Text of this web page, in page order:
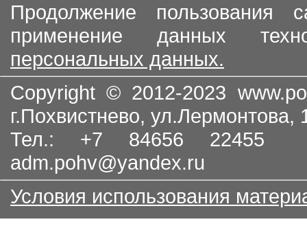
Продолжение пользования
применение данных
персональных данных.
Copyright © 2012-2023
г.Похвистнево, ул.Лермонтова,
Тел.: +7 84656
adm.pohv@yandex.ru
Условия использования